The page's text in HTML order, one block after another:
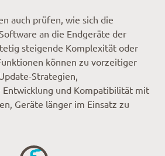
auch prüfen, wie sich die
an die Endgeräte der
steigende Komplexität oder
können zu vorzeitiger
Strategien,
Entwicklung und Kompatibilität mit
Geräte länger im Einsatz zu